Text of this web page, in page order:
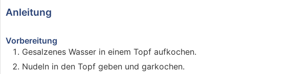
Anleitung
Vorbereitung
Gesalzenes Wasser in einem Topf aufkochen.
Nudeln in den Topf geben und garkochen.